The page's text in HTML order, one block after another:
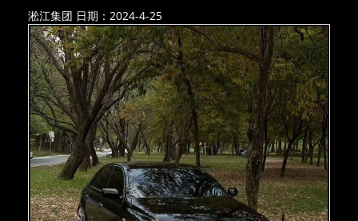
淞江集团 日期：2024-4-25